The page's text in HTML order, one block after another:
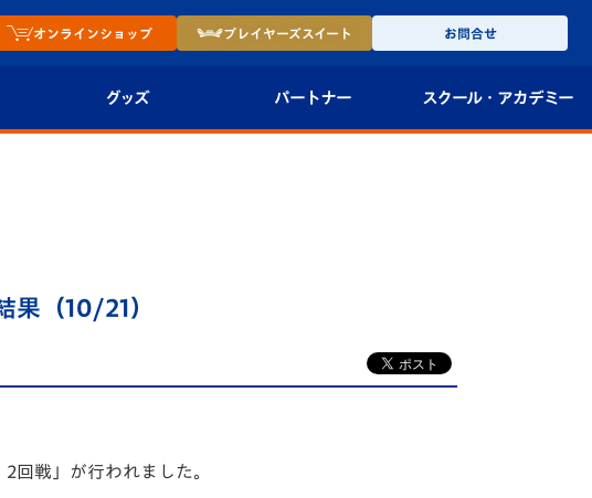
オンラインショップ プレイヤーズスイート お問合せ
グッズ
店舗情報
パートナー スクール・ アカデミー
スクール
（10/21）
戦」が行われました。